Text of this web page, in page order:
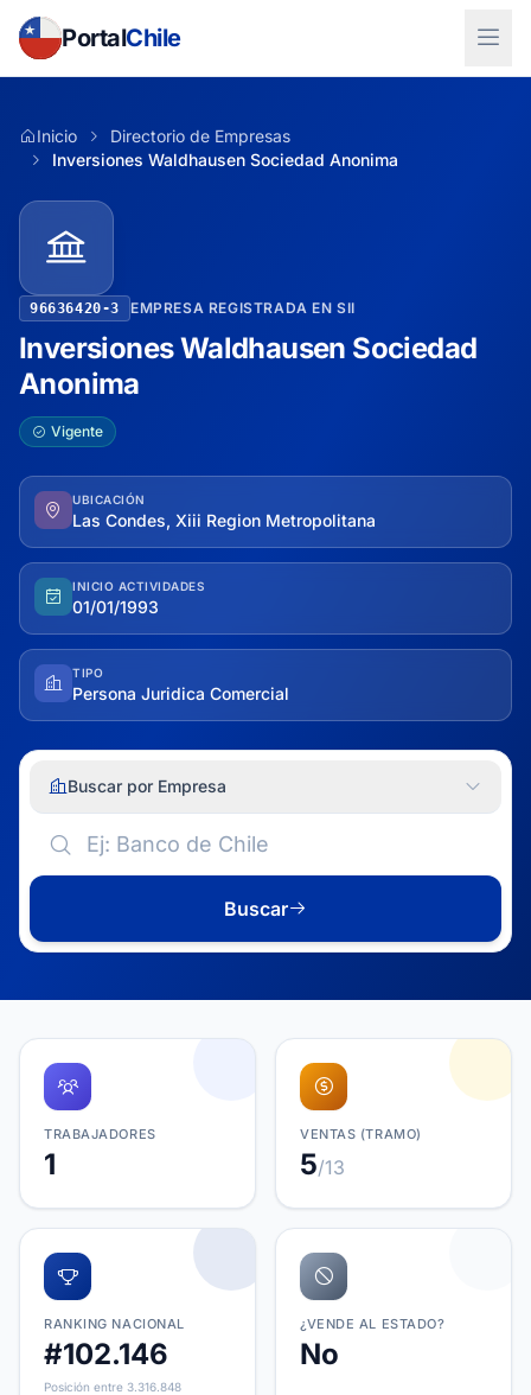
PortalChile
Inicio
Directorio de Empresas
Inversiones Waldhausen Sociedad Anonima
96636420-3 EMPRESA REGISTRADA EN SII
Inversiones Waldhausen Sociedad
Anonima
Vigente
UBICACIÓN
Las Condes, Xiii Region Metropolitana
INICIO ACTIVIDADES
01/01/1993
TIPO
Persona Juridica Comercial
Buscar por Empresa
Buscar
TRABAJADORES
1
VENTAS (TRAMO)
5/13
RANKING NACIONAL
#102.146
Posición entre 3.316.848
¿VENDE AL ESTADO?
No